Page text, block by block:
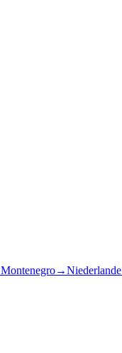
Montenegro→Niederlande